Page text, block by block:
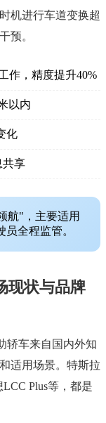
机进行车道变换超
预。
作，精度提升40%
以内
化
共享
航"，主要适用
全程监管。
现状与品牌
轿车来自国内外知
适用场景。特斯拉
Plus等，都是